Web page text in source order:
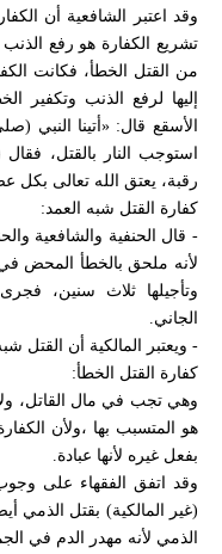
وقد اعتبر الشافعية أن
تشريع الكفارة هو رفع
من القتل الخطأ، فكانت
إليها لرفع الذنب وتكفير
الأسقع قال: «أتينا النبي
استوجب النار بالقتل،
رقبة، يعتق الله تعالى بكل
كفارة القتل شبه العمد:
- قال الحنفية والشافعية
لأنه ملحق بالخطأ المحض
وتأجيلها ثلاث سنين،
الجاني.
- ويعتبر المالكية أن القتل
كفارة القتل الخطأ:
وهي تجب في مال القاتل،
هو المتسبب بها ،ولأن
بفعل غيره لأنها عبادة.
وقد اتفق الفقهاء على
(غير المالكية) بقتل الذمي
الذمي لأنه مهدر الدم في